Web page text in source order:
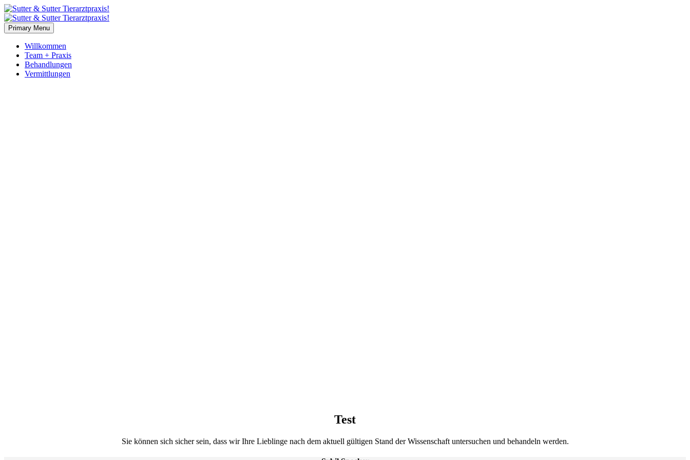
Primary Menu
Willkommen
Team + Praxis
Behandlungen
Vermittlungen
Test
Sie können sich sicher sein, dass wir Ihre Lieblinge nach dem aktuell gültigen Stand der Wissenschaft untersuchen und behandeln werden.